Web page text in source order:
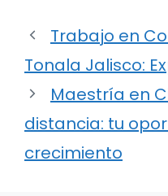
Trabajo en
Tonala Jalisco:
Maestría en
distancia: tu
crecimiento